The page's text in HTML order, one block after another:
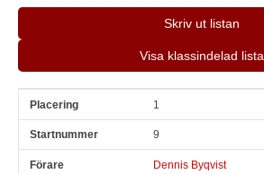
Skriv ut listan
Visa klassindelad lista
Pl Snr 1
9
Dennis Byqvist